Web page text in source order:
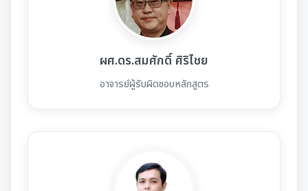
ผศ.ดร.สมศักดิ์ ศิริไชย
อาจารย์ผู้รับผิดชอบหลักสูตร